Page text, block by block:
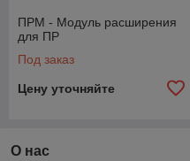
ПРМ - Модуль расширения
для ПР
Под заказ
Цену уточняйте
О нас